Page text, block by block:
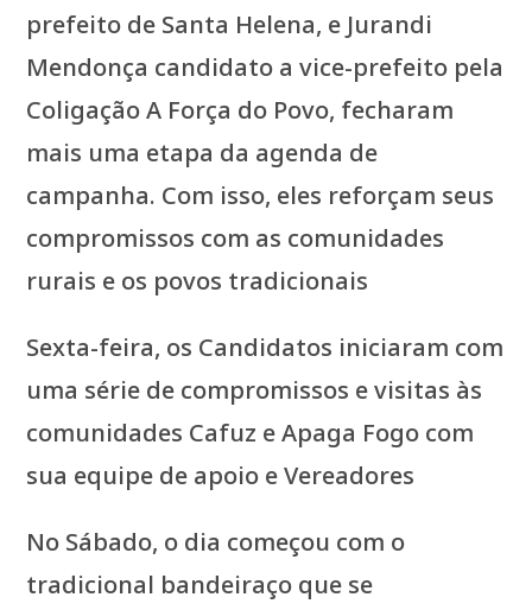
prefeito de Santa Helena, e Jurandi
Mendonça candidato a vice-prefeito pela
Coligação A Força do Povo, fecharam
mais uma etapa da agenda de
campanha. Com isso, eles reforçam seus
compromissos com as comunidades
rurais e os povos tradicionais
Sexta-feira, os Candidatos iniciaram com
uma série de compromissos e visitas às
comunidades Cafuz e Apaga Fogo com
sua equipe de apoio e Vereadores
No Sábado, o dia começou com o
tradicional bandeiraço que se